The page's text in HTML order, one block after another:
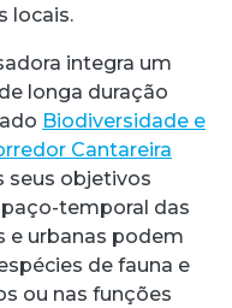
locais.
integra um
longa duração
Biodiversidade e
Cantareira
seus objetivos
temporal das
e urbanas podem
de fauna e
ou nas funções